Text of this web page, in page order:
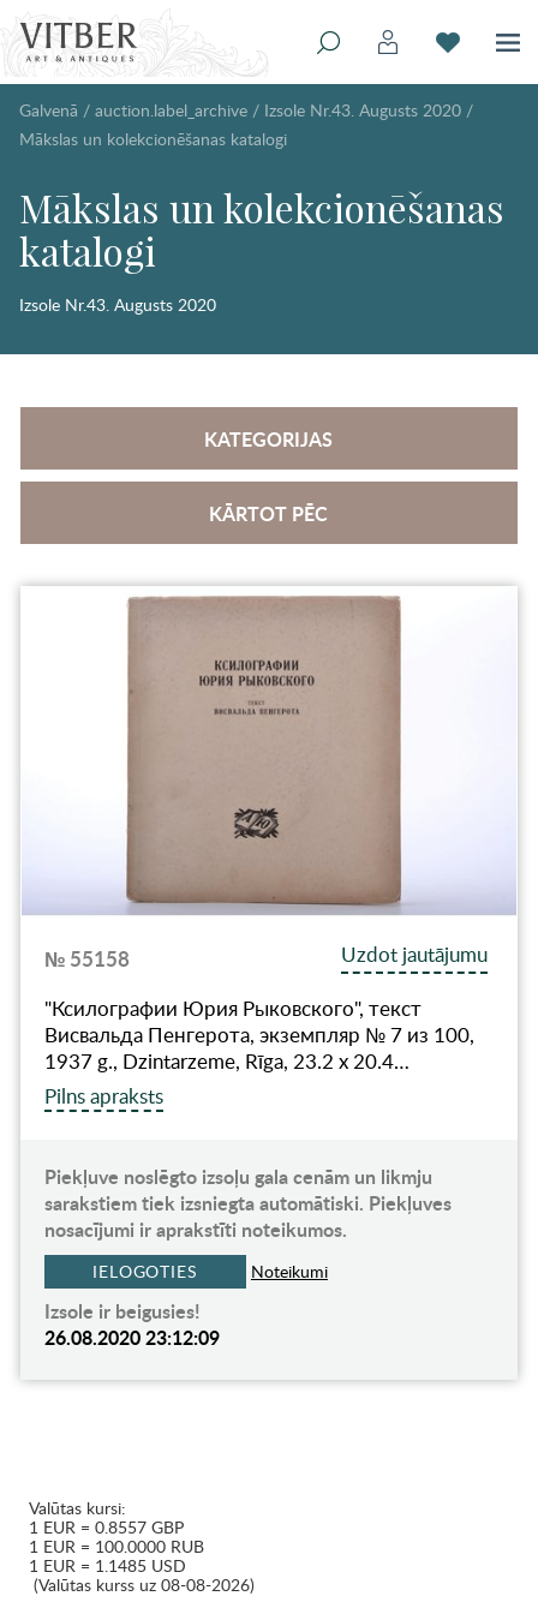
Galvenā / auction.label_archive / Izsole Nr.43. Augusts 2020 /
Mākslas un kolekcionēšanas katalogi
Mākslas un kolekcionēšanas
katalogi
Izsole Nr.43. Augusts 2020
KATEGORIJAS
KĀRTOT PĒC
№ 55158
Uzdot jautājumu
"Ксилографии Юрия Рыковского", текст
Висвальда Пенгерота, экземпляр № 7 из 100,
1937 g., Dzintarzeme, Rīga, 23.2 x 20.4…
Pilns apraksts
Piekļuve noslēgto izsoļu gala cenām un likmju
sarakstiem tiek izsniegta automātiski. Piekļuves
nosacījumi ir aprakstīti noteikumos.
IELOGOTIES Noteikumi
Izsole ir beigusies!
26.08.2020 23:12:09
Valūtas kursi:
1 EUR = 0.8557 GBP
1 EUR = 100.0000 RUB
1 EUR = 1.1485 USD
(Valūtas kurss uz 08-08-2026)